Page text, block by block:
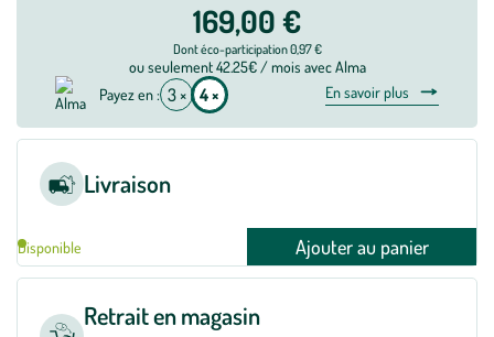
169,00 €
Dont éco-participation 0,97 €
ou seulement 42.25€ / mois avec Alma
Payez en : 3 × 4 × En savoir plus
Livraison
Disponible Ajouter au panier
Retrait en magasin